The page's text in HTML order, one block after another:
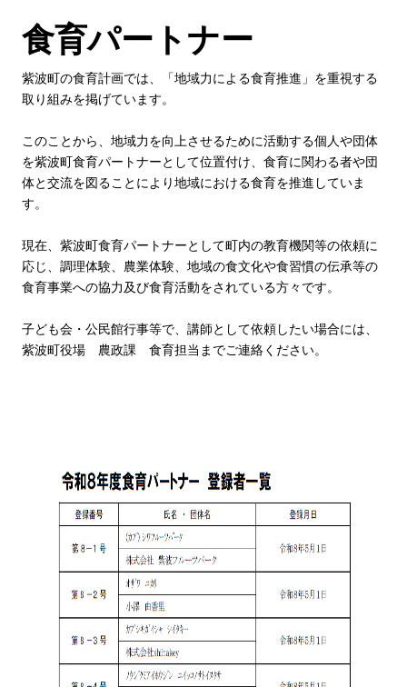
食育パートナー
紫波町の食育計画では、「地域力による食育推進」を重視する
取り組みを掲げています。
このことから、地域力を向上させるために活動する個人や団体
を紫波町食育パートナーとして位置付け、食育に関わる者や団
体と交流を図ることにより地域における食育を推進していま
す。
現在、紫波町食育パートナーとして町内の教育機関等の依頼に
応じ、調理体験、農業体験、地域の食文化や食習慣の伝承等の
食育事業への協力及び食育活動をされている方々です。
子ども会・公民館行事等で、講師として依頼したい場合には、
紫波町役場 農政課 食育担当までご連絡ください。